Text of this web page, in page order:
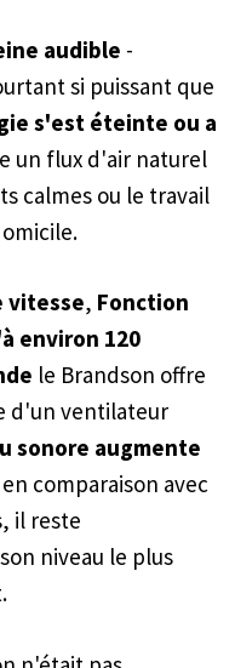
audible -
si puissant que
s'est éteinte ou a
un flux d'air naturel
calmes ou le travail
vitesse, Fonction
environ 120
le Brandson offre
d'un ventilateur
sonore augmente
en comparaison avec
il reste
niveau le plus